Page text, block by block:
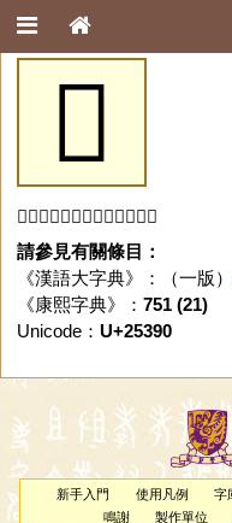
𥎐
「𥎐」字未收錄於本資料庫。
請參見有關條目：
《漢語大字典》：（一版）
《康熙字典》： 751 (21)
Unicode： U+25390
新手入門 使用凡例 字
鳴謝
製作單位